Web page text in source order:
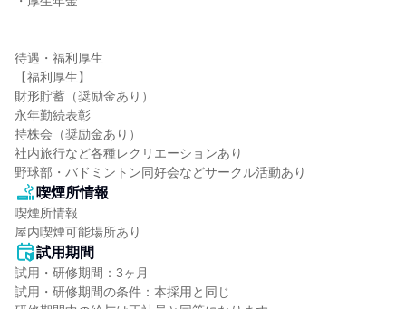
待遇・福利厚生
【福利厚生】
財形貯蓄（奨励金あり）
永年勤続表彰
持株会（奨励金あり）
社内旅行など各種レクリエーションあり
野球部・バドミントン同好会などサークル活動あり
喫煙所情報
喫煙所情報
屋内喫煙可能場所あり
試用期間
試用・研修期間：3ヶ月
試用・研修期間の条件：本採用と同じ